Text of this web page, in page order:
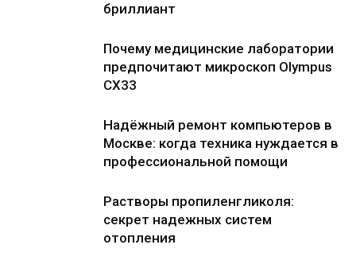
бриллиант
Почему медицинские лаборатории
предпочитают микроскоп Olympus
CX33
Надёжный ремонт компьютеров в
Москве: когда техника нуждается в
профессиональной помощи
Растворы пропиленгликоля:
секрет надежных систем
отопления